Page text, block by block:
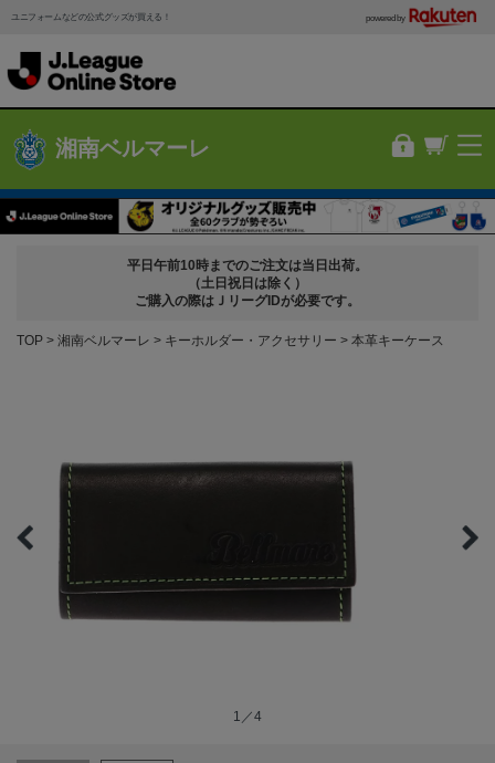
ユニフォームなどの公式グッズが買える！ powered by
湘南ベルマーレ
平日午前10時までのご注文は当日出荷。
（土日祝日は除く）
ご購入の際はＪリーグIDが必要です。
TOP 湘南ベルマーレ キーホルダー・アクセサリー 本革キーケース
1／4